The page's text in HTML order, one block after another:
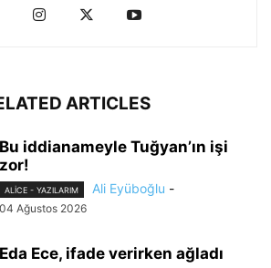
ARTICLES
Bu iddianameyle Tuğyan’ın işi
zor!
ALİCE - YAZILARIM Ali Eyüboğlu -
04 Ağustos 2026
Eda Ece, ifade verirken ağladı